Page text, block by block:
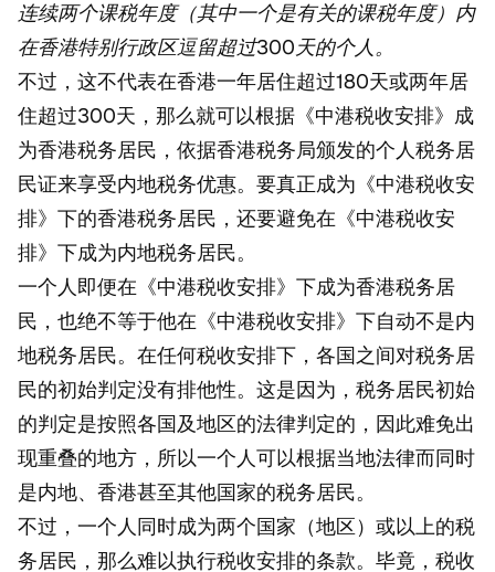
连续两个课税年度（其中一个是有关的课税年度）内
在香港特别行政区逗留超过300天的个人。
不过，这不代表在香港一年居住超过180天或两年居
住超过300天，那么就可以根据《中港税收安排》成
为香港税务居民，依据香港税务局颁发的个人税务居
民证来享受内地税务优惠。要真正成为《中港税收安
排》下的香港税务居民，还要避免在《中港税收安
排》下成为内地税务居民。
一个人即便在《中港税收安排》下成为香港税务居
民，也绝不等于他在《中港税收安排》下自动不是内
地税务居民。在任何税收安排下，各国之间对税务居
民的初始判定没有排他性。这是因为，税务居民初始
的判定是按照各国及地区的法律判定的，因此难免出
现重叠的地方，所以一个人可以根据当地法律而同时
是内地、香港甚至其他国家的税务居民。
不过，一个人同时成为两个国家（地区）或以上的税
务居民，那么难以执行税收安排的条款。毕竟，税收